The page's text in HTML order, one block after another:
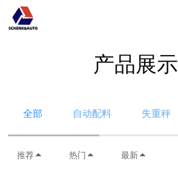
产品展示
全部 自动配料 失重秤
推荐 热门 最新